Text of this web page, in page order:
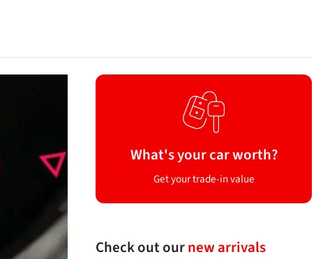
What's your car worth?
Get your trade-in value
Check out ournew arrivals